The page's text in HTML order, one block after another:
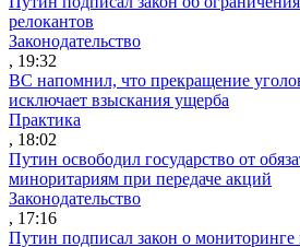
релокантов
Законодательство
, 19:32
ВС напомнил, что прекращение
исключает взыскания ущерба
Практика
, 18:02
Путин освободил государство от
миноритариям при передаче акций
Законодательство
, 17:16
Путин подписал закон о